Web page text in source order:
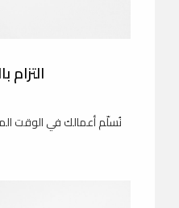
التزام
نُسلّم أعمالك في الوقت